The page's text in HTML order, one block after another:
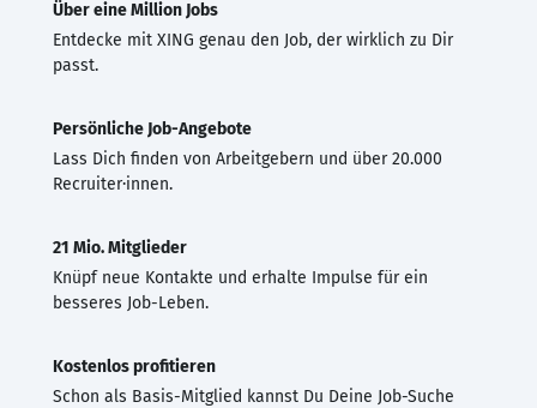
Über eine Million Jobs
Entdecke mit XING genau den Job, der wirklich zu Dir
passt.
Persönliche Job-Angebote
Lass Dich finden von Arbeitgebern und über 20.000
Recruiter·innen.
21 Mio. Mitglieder
Knüpf neue Kontakte und erhalte Impulse für ein
besseres Job-Leben.
Kostenlos profitieren
Schon als Basis-Mitglied kannst Du Deine Job-Suche